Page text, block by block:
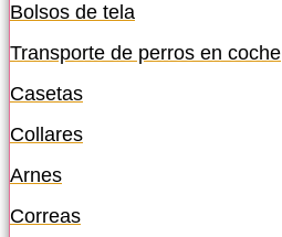
Bolsos de tela
Transporte de perros en coche
Casetas
Collares
Arnes
Correas